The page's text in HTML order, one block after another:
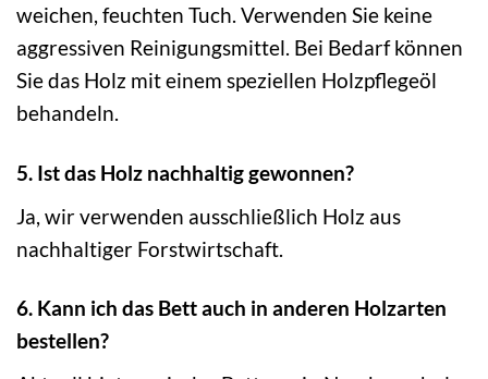
weichen, feuchten Tuch. Verwenden Sie keine
aggressiven Reinigungsmittel. Bei Bedarf können
Sie das Holz mit einem speziellen Holzpflegeöl
behandeln.
5. Ist das Holz nachhaltig gewonnen?
Ja, wir verwenden ausschließlich Holz aus
nachhaltiger Forstwirtschaft.
6. Kann ich das Bett auch in anderen Holzarten
bestellen?